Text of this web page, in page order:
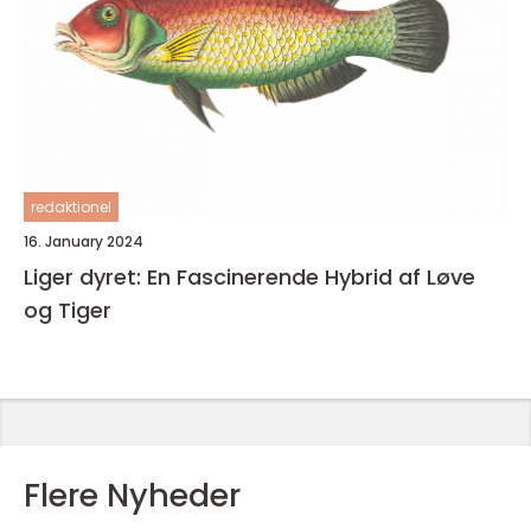
redaktionel
16. January 2024
Liger dyret: En Fascinerende Hybrid af Løve
og Tiger
Flere Nyheder